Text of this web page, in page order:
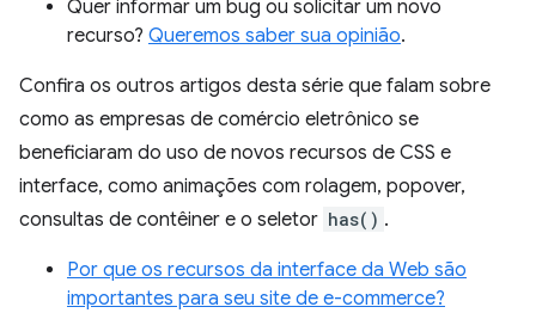
Quer informar um bug ou solicitar um novo
recurso? Queremos saber sua opinião.
Confira os outros artigos desta série que falam sobre
como as empresas de comércio eletrônico se
beneficiaram do uso de novos recursos de CSS e
interface, como animações com rolagem, popover,
consultas de contêiner e o seletor has() .
Por que os recursos da interface da Web são
importantes para seu site de e-commerce?